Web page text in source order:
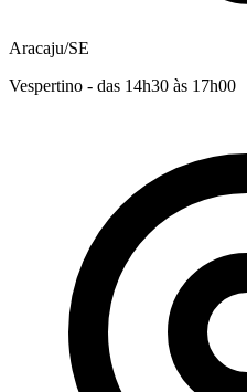
Aracaju/SE
Vespertino - das 14h30 às 17h00